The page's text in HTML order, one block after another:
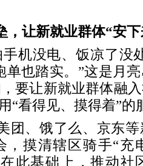
，让新就业群体“安
机没电、饭凉了没
单也踏实。”这是月
要让新就业群体融
“看得见、摸得着”
团、饿了么、京东
，摸清辖区骑手“充
此基础上，推动社